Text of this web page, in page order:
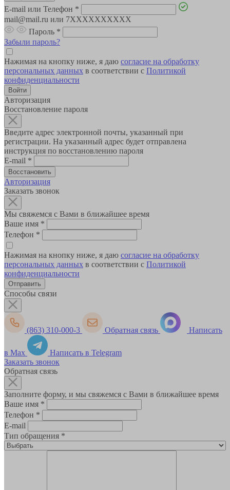
E-mail или Телефон *
mail@mail.ru или 7XXXXXXXXXX
Пароль *
Забыли пароль?
Нажимая на кнопку ниже, я даю согласие на обработку
персональных данных в соответствии с Политикой
конфиденциальности
Авторизация
Восстановление пароля
Введите адрес электронной почты, указанный при
регистрации. На указанный адрес будет отправлена
инструкция по восстановлению пароля
E-mail *
Авторизация
Заказать звонок
Мы свяжемся с Вами в ближайшее время
Ваше имя *
Телефон *
Нажимая на кнопку ниже, я даю согласие на обработку
персональных данных в соответствии с Политикой
конфиденциальности
Способы связи
(863) 310-000-3 Обратная связь Написать
в Max
Написать в Telegram
Заказать звонок
Обратная связь
Заполните форму, и мы свяжемся с Вами в ближайшее время
Ваше имя *
Телефон *
E-mail
Тип обращения *